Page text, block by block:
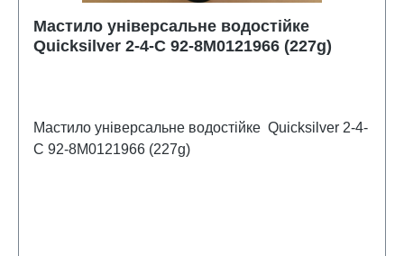
Мастило універсальне водостійке
Quicksilver 2-4-C 92-8M0121966 (227g)
Мастило універсальне водостійке Quicksilver 2-4-